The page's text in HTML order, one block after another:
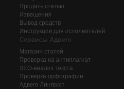
Продать статью
Извещения
Вывод средств
Инструкции для исполнителей
Сервисы Адвего
Магазин статей
Проверка на антиплагиат
SEO-анализ текста
Проверка орфографии
Адвего Лингвист